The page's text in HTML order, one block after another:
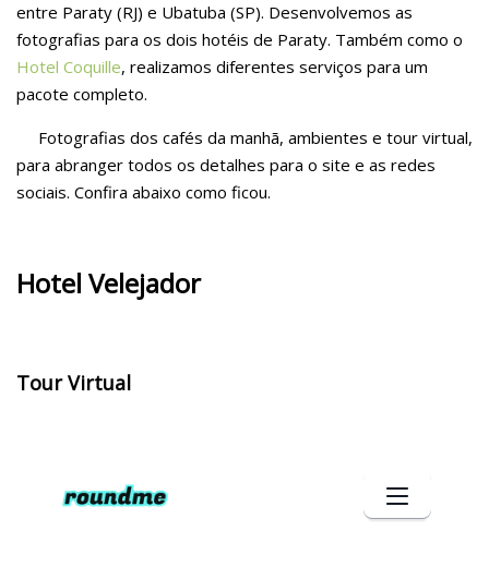
entre Paraty (RJ) e Ubatuba (SP). Desenvolvemos as
fotografias para os dois hotéis de Paraty. Também como o
Hotel Coquille, realizamos diferentes serviços para um
pacote completo.
Fotografias dos cafés da manhã, ambientes e tour virtual,
para abranger todos os detalhes para o site e as redes
sociais. Confira abaixo como ficou.
Hotel Velejador
Tour Virtual